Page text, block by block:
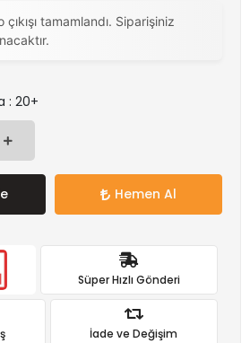
tamamlandı. Siparişiniz
: 20+
Hemen Al
Süper Hızlı Gönderi
İade ve Değişim